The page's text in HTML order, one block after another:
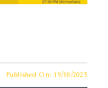
Published On: 19/10/2025